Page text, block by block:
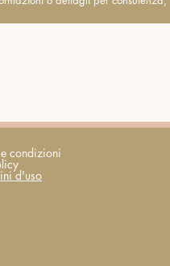
condizioni
d'uso